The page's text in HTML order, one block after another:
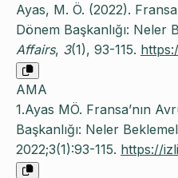
Ayas, M. Ö. (2022).
Dönem Başkanlığı: Neler
Affairs, 3(1), 93-115.
AMA
1.Ayas MÖ. Fransa’nın
Başkanlığı: Neler
2022;3(1):93-115. https://